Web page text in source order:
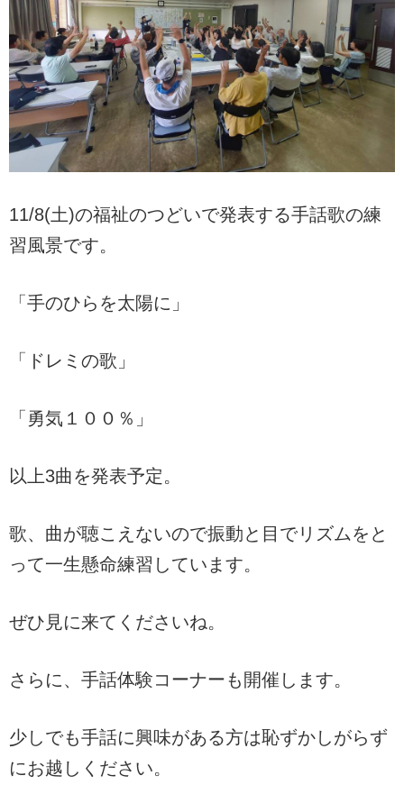
11/8(土)の福祉のつどいで発表する手話歌の練
習風景です。
「手のひらを太陽に」
「ドレミの歌」
「勇気１００％」
以上3曲を発表予定。
歌、曲が聴こえないので振動と目でリズムをと
って一生懸命練習しています。
ぜひ見に来てくださいね。
さらに、手話体験コーナーも開催します。
少しでも手話に興味がある方は恥ずかしがらず
にお越しください。